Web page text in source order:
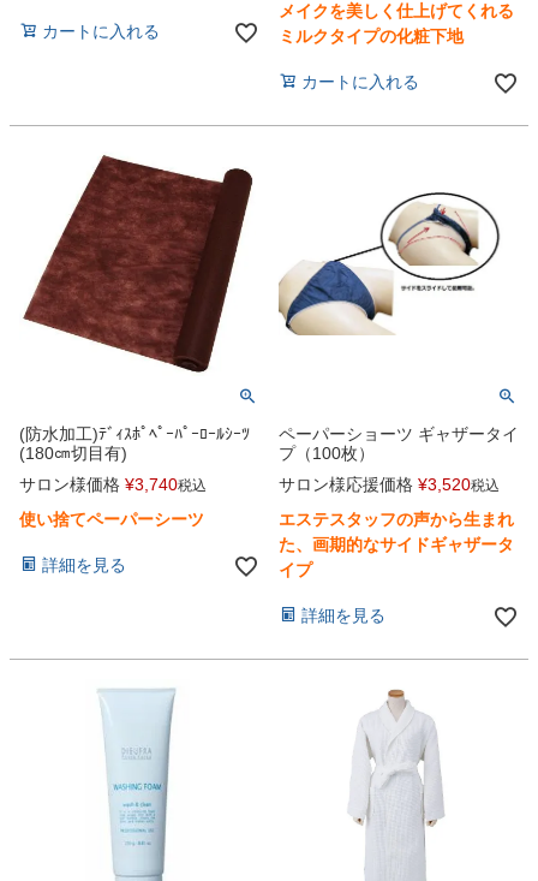
カートに入れる
メイクを美しく仕上げてくれる
ミルクタイプの化粧下地
カートに入れる
(防水加工)ﾃﾞｨｽﾎﾟﾍﾟｰﾊﾟｰﾛｰﾙｼｰﾂ
(180㎝切目有)
サロン様価格 ¥3,740税込
使い捨てペーパーシーツ
詳細を見る
ペーパーショーツ ギャザータイ
プ（100枚）
サロン様応援価格 ¥3,520税込
エステスタッフの声から生まれ
た、画期的なサイドギャザータ
イプ
詳細を見る